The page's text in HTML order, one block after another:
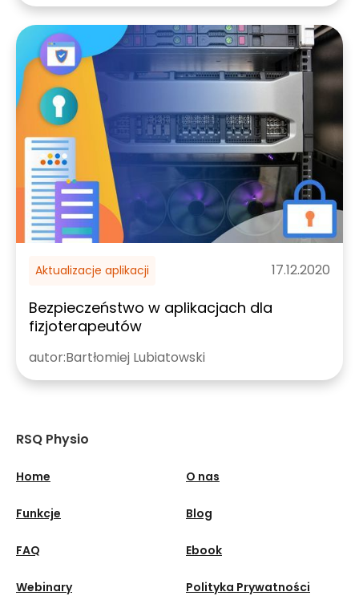
Aktualizacje aplikacji 17.12.2020
Bezpieczeństwo w aplikacjach dla
fizjoterapeutów
autor:Bartłomiej Lubiatowski
RSQ Physio
Home O nas
Polityka Prywatności
Funkcje Blog
FAQ Ebook
Webinary